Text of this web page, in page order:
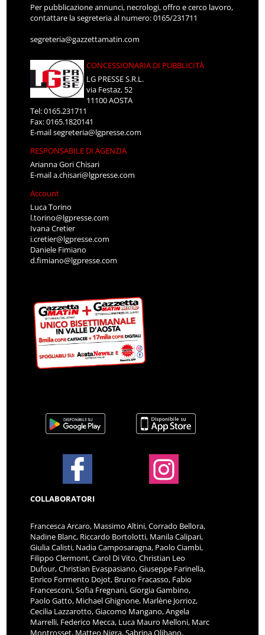
Per pubblicazione annunci, necrologi, offro e cerco lavoro,
contattare la segreteria al numero: 0165/231711
segreteria@gazzettamatin.com
CONCESSIONARIA DI PUBBLICITÀ
LG PRESSE S.R.L.
via Festaz, 52
11100 AOSTA
Tel: 0165.231711
Fax: 0165.1820141
E-mailsegreteria@lgpresse.com
RESPONSABILE DI AGENZIA
Arianna Gori Chisari
E-maila.chisari@lgpresse.com
Account
Luca Torino
l.torino@lgpresse.com
Ivana Cretier
i.cretier@lgpresse.com
Daniele Fimiano
d.fimiano@lgpresse.com
COLLABORATORI
Francesca Arcaro, Massimo Altini, Corrado Bellora,
Nadine Blanc, Riccardo Bortolotti, Manila Calipari,
Giulia Calisti, Nadia Camposaragna, Paolo Ciambi,
Filippo Clermont, Carol Di Vito, Christian Leo
Dufour, Christian Evaspasiano, Giuseppe Farinella,
Enrico Formento Dojot, Bruno Fracasso, Fabio
Francesconi, Sofia Fregnani, Giorgia Gambino,
Paolo Gatto, Michael Ghignone, Marlène Jorrioz,
Cecilia Lazzarotto, Giacomo Mangano, Angela
Marrelli, Federico Mecca, Luca Mauro Melloni, Marc
Montrosset, Matteo Nigra, Sabrina Olibano,